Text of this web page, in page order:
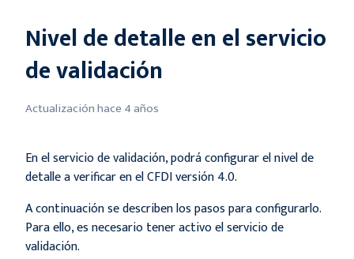
Nivel de detalle en el servicio
de validación
Actualizaciónhace 4 años
En el servicio de validación, podrá configurar el nivel de
detalle a verificar en el CFDI versión 4.0.
A continuación se describen los pasos para configurarlo.
Para ello, es necesario tener activo el servicio de
validación.